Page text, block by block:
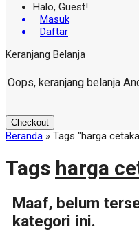
Halo, Guest!
Masuk
Daftar
Keranjang Belanja
Oops, keranjang belanja
Checkout
Beranda » Tags "harga
Tags harga
Maaf, belum
kategori ini.